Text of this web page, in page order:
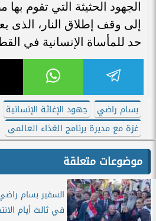
الجهود الحثيثة التي تقوم
إلى وقف إطلاق النار، الذى
حد للمأساة الإنسانية في
بسام راضي
جهود الإغاثة الإنسانية
غزة مع مديرة برنامج الغذاء العالمى
موضوعات متعلقة
السفير بسام
في ثالث أيام